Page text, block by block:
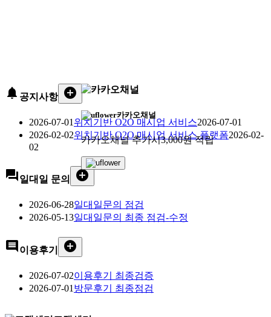
notifications 공지사항 add_circle
2026-07-01위치기반 O2O 매시업 서비스2026-07-01
2026-02-02위치기반 O2O 매시업 서비스 플랫폼2026-02-
02
forum일대일 문의 add_circle
2026-06-28일대일문의 점검
2026-05-13일대일문의 최종 점검-수정
comment이용후기 add_circle
2026-07-02이용후기 최종검증
2026-07-01방문후기 최종점검
카카오채널
카카오채널 추가시3,000원 적립